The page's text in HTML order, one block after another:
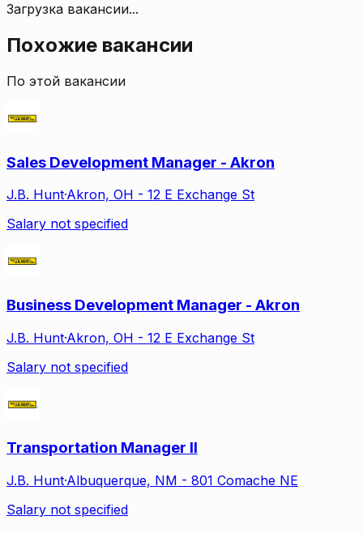
Загрузка вакансии...
Похожие вакансии
По этой вакансии
Sales Development Manager - Akron
J.B. Hunt·Akron, OH - 12 E Exchange St
Salary not specified
Business Development Manager - Akron
J.B. Hunt·Akron, OH - 12 E Exchange St
Salary not specified
Transportation Manager II
J.B. Hunt·Albuquerque, NM - 801 Comache NE
Salary not specified